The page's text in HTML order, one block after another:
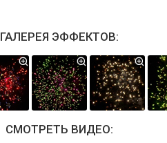
ГАЛЕРЕЯ ЭФФЕКТОВ:
СМОТРЕТЬ ВИДЕО: